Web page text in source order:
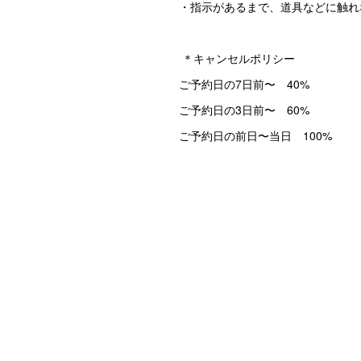
・指示があるまで、道具などに触
＊キャンセルポリシー
ご予約日の7日前〜 40%
ご予約日の3日前〜 60%
ご予約日の前日〜当日 100%